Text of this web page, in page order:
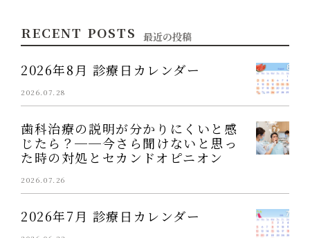
RECENT POSTS 最近の投稿
2026年8月 診療日カレンダー
2026.07.28
歯科治療の説明が分かりにくいと感
じたら？──今さら聞けないと思っ
た時の対処とセカンドオピニオン
2026.07.26
2026年7月 診療日カレンダー